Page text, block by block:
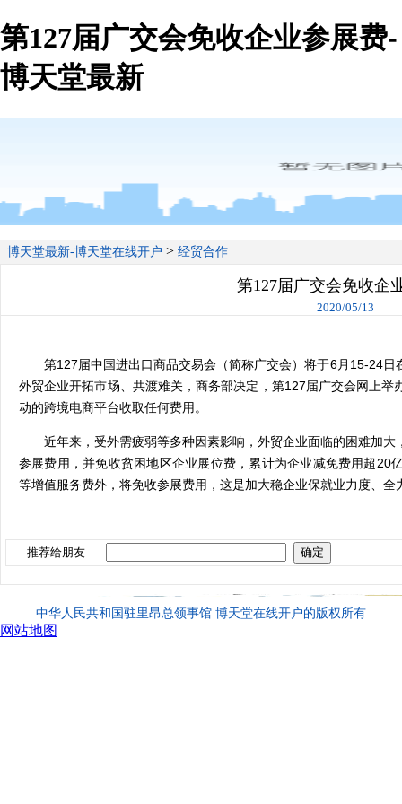
第127届广交会免收企业参展费-
博天堂最新
博天堂最新-博天堂在线开户 > 经贸合作
第127届广交会免收企
2020/05/13
第127届中国进出口商品交易会（简称广交会）将于6月 15-24日
外贸企业开拓市场、共渡难关，商务部决定，第127届广交会网上举
动的跨境电商平台收取任何费用。
近年来，受外需疲弱等多种因素影响，外贸企业面临的困难加
参展费用，并免收贫困地区企业展位费，累计为企业减免费用超20
等增值服务费外，将免收参展费用，这是加大稳企业保就业力度、全
推荐给朋友
中华人民共和国驻里昂总领事馆 博天堂在线开户的版权所有
网站地图